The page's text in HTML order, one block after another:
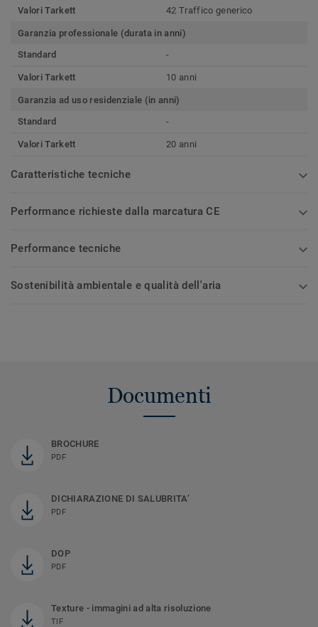
Valori Tarkett 42 Traffico generico
Garanzia professionale (durata in anni)
Standard
-
Valori Tarkett 10 anni
Garanzia ad uso residenziale (in anni)
Standard
-
Valori Tarkett 20 anni
Caratteristiche tecniche
Performance richieste dalla marcatura CE
Performance tecniche
Sostenibilità ambientale e qualità dell'aria
Documenti
BROCHURE
PDF
DICHIARAZIONE DI SALUBRITA’
PDF
DOP
PDF
Texture - immagini ad alta risoluzione
TIF